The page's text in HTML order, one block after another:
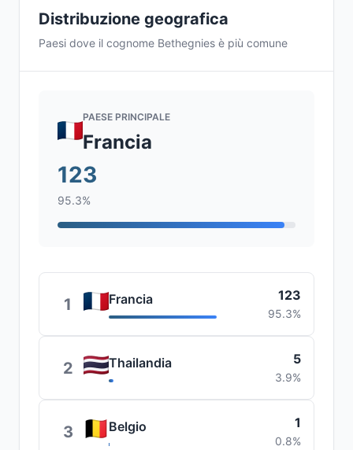
Distribuzione geografica
Paesi dove il cognome Bethegnies è più comune
PAESE PRINCIPALE
Francia
123
95.3%
1 Francia 123
95.3%
2 Thailandia 5
3.9%
3 Belgio 1
0.8%